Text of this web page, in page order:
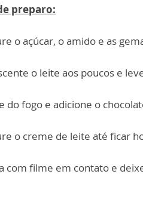
preparo:
o açúcar, o amido e as
o leite aos poucos e
do fogo e adicione o
o creme de leite até ficar
com filme em contato e